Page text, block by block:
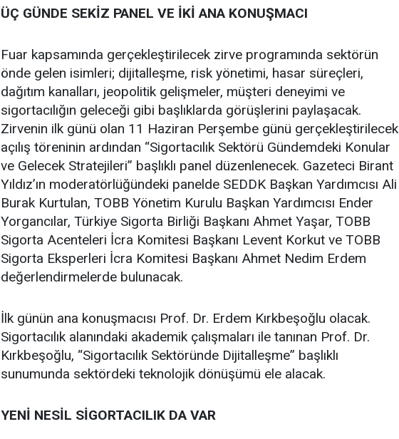
ÜÇ GÜNDE SEKİZ PANEL VE İKİ ANA KONUŞMACI
Fuar kapsamında gerçekleştirilecek zirve programında sektörün
önde gelen isimleri; dijitalleşme, risk yönetimi, hasar süreçleri,
dağıtım kanalları, jeopolitik gelişmeler, müşteri deneyimi ve
sigortacılığın geleceği gibi başlıklarda görüşlerini paylaşacak.
Zirvenin ilk günü olan 11 Haziran Perşembe günü gerçekleştirilecek
açılış töreninin ardından “Sigortacılık Sektörü Gündemdeki Konular
ve Gelecek Stratejileri” başlıklı panel düzenlenecek. Gazeteci Birant
Yıldız’ın moderatörlüğündeki panelde SEDDK Başkan Yardımcısı Ali
Burak Kurtulan, TOBB Yönetim Kurulu Başkan Yardımcısı Ender
Yorgancılar, Türkiye Sigorta Birliği Başkanı Ahmet Yaşar, TOBB
Sigorta Acenteleri İcra Komitesi Başkanı Levent Korkut ve TOBB
Sigorta Eksperleri İcra Komitesi Başkanı Ahmet Nedim Erdem
değerlendirmelerde bulunacak.
İlk günün ana konuşmacısı Prof. Dr. Erdem Kırkbeşoğlu olacak.
Sigortacılık alanındaki akademik çalışmaları ile tanınan Prof. Dr.
Kırkbeşoğlu, “Sigortacılık Sektöründe Dijitalleşme” başlıklı
sunumunda sektördeki teknolojik dönüşümü ele alacak.
YENİ NESİL SİGORTACILIK DA VAR